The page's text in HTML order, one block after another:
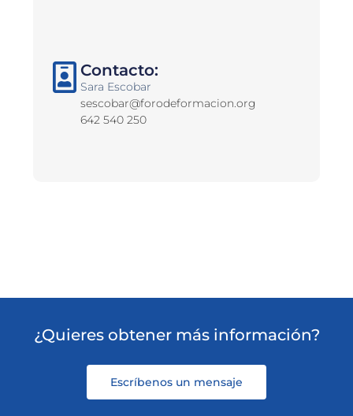
Contacto:
Sara Escobar
sescobar@forodeformacion.org
642 540 250
¿Quieres obtener más información?
Escríbenos un mensaje